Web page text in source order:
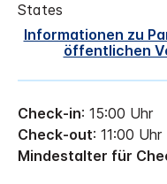
States
Informationen zu
öffentlichen
Check-in: 15:00 Uhr
Check-out: 11:00 Uhr
Mindestalter für